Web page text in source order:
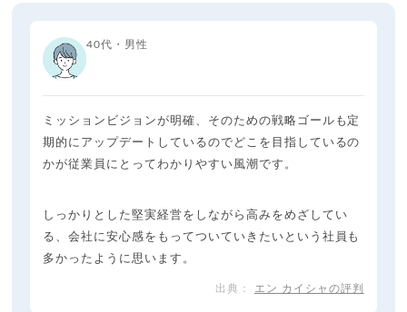
40代・男性
ミッションビジョンが明確、そのための戦略ゴールも定
期的にアップデートしているのでどこを目指しているの
かが従業員にとってわかりやすい風潮です。
しっかりとした堅実経営をしながら高みをめざしてい
る、会社に安心感をもってついていきたいという社員も
多かったように思います。
エン カイシャの評判